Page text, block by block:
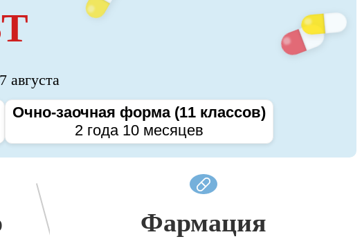
августа
Очно-заочная форма (11 классов)
2 года 10 месяцев
Фармация